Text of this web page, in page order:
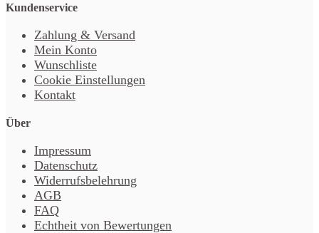
Kundenservice
Zahlung & Versand
Mein Konto
Wunschliste
Cookie Einstellungen
Kontakt
Über
Impressum
Datenschutz
Widerrufsbelehrung
AGB
FAQ
Echtheit von Bewertungen